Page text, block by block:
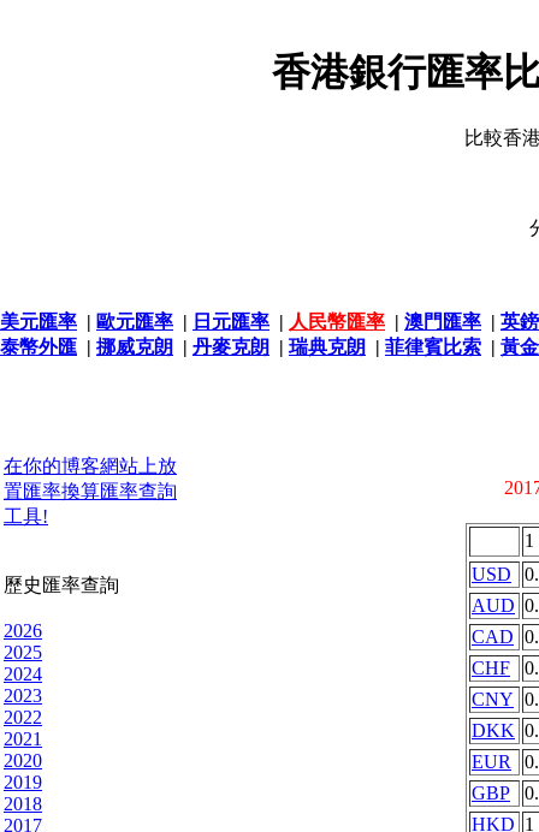
香港銀行匯率
比較香
美元匯率 | 歐元匯率 | 日元匯率 | 人民幣匯率 | 澳門匯率 | 英
泰幣外匯 | 挪威克朗 | 丹麥克朗 | 瑞典克朗 | 菲律賓比索 | 黃
在你的博客網站上放
置匯率換算匯率查詢
工具!
歷史匯率查詢
2026
2025
2024
2023
2022
2021
2020
2019
2018
2017
1
USD
AUD
CAD
CHF
CNY
DKK
EUR
GBP
HKD 1